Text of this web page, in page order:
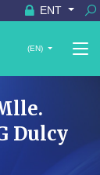
ENT
(EN)
Dulcy